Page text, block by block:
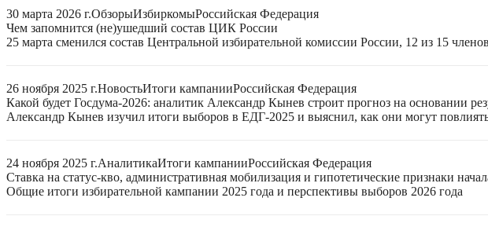
30 марта 2026 г.ОбзорыИзбиркомыРоссийская Федерация
Чем запомнится (не)ушедший состав ЦИК России
25 марта сменился состав Центральной избирательной комиссии России, 12 из 15
26 ноября 2025 г.НовостьИтоги кампанииРоссийская Федерация
Какой будет Госдума-2026: аналитик Александр Кынев строит прогноз на основании
Александр Кынев изучил итоги выборов в ЕДГ-2025 и выяснил, как они могут
24 ноября 2025 г.АналитикаИтоги кампанииРоссийская Федерация
Ставка на статус-кво, административная мобилизация и гипотетические признаки
Общие итоги избирательной кампании 2025 года и перспективы выборов 2026 года